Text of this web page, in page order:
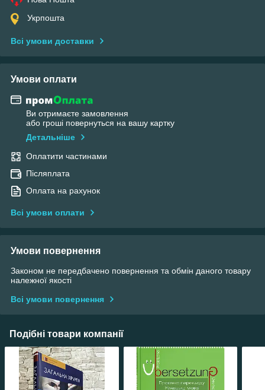
Укрпошта
Всі умови доставки
Умови оплати
Ви отримаєте замовлення
або гроші повернуться на вашу картку
Детальніше
Оплатити частинами
Післяплата
Оплата на рахунок
Всі умови оплати
Умови повернення
Законом не передбачено повернення та обмін даного товару
належної якості
Всі умови повернення
Подібні товари компанії